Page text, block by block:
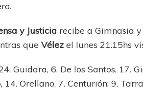
y Justicia recibe a Gimnasia
queVélez el lunes 21.15hs
Guidara, 6. De los Santos, 17.
14. Orellano, 7. Centurión; 9.